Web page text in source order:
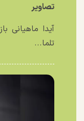
تصاویر
آیدا ماهیانی
تلما...